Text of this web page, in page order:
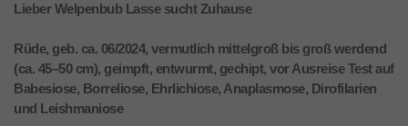
Lieber Welpenbub Lasse sucht Zuhause
Rüde, geb. ca. 06/2024, vermutlich mittelgroß bis groß werdend
(ca. 45–50 cm), geimpft, entwurmt, gechipt, vor Ausreise Test auf
Babesiose, Borreliose, Ehrlichiose, Anaplasmose, Dirofilarien
und Leishmaniose